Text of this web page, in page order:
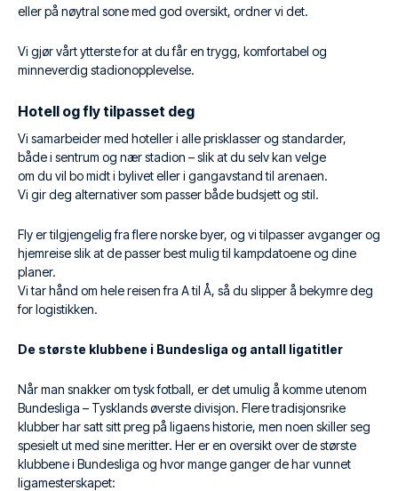
eller på nøytral sone med god oversikt, ordner vi det.
Vi gjør vårt ytterste for at du får en trygg, komfortabel og
minneverdig stadionopplevelse.
Hotell og fly tilpasset deg
Vi samarbeider med hoteller i alle prisklasser og standarder,
både i sentrum og nær stadion – slik at du selv kan velge
om du vil bo midt i bylivet eller i gangavstand til arenaen.
Vi gir deg alternativer som passer både budsjett og stil.
Fly er tilgjengelig fra flere norske byer, og vi tilpasser avganger og
hjemreise slik at de passer best mulig til kampdatoene og dine
planer.
Vi tar hånd om hele reisen fra A til Å, så du slipper å bekymre deg
for logistikken.
De største klubbene i Bundesliga og antall ligatitler
Når man snakker om tysk fotball, er det umulig å komme utenom
Bundesliga – Tysklands øverste divisjon. Flere tradisjonsrike
klubber har satt sitt preg på ligaens historie, men noen skiller seg
spesielt ut med sine meritter. Her er en oversikt over de største
klubbene i Bundesliga og hvor mange ganger de har vunnet
ligamesterskapet: